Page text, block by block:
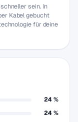
sein. In
Kabel gebucht
für deine
24 %
24 %